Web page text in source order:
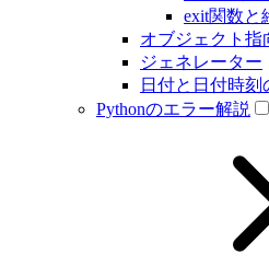
exit関数と
オブジェクト指
ジェネレーター
日付と日付時刻
Pythonのエラー解説